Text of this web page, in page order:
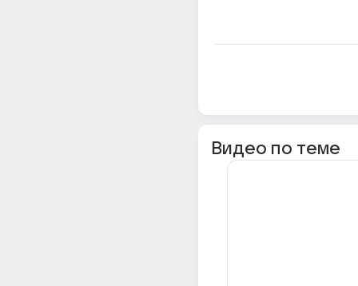
Видео по теме